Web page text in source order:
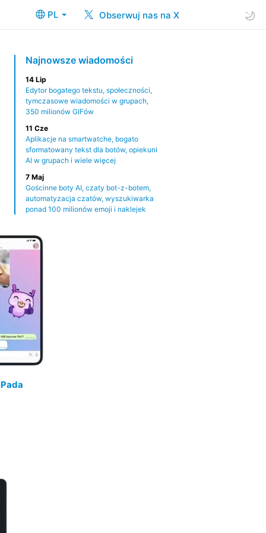
PL Obserwuj nas na X
Najnowsze wiadomości
14 Lip
Edytor bogatego tekstu, społeczności,
tymczasowe wiadomości w grupach,
350 milionów GIFów
11 Cze
Aplikacje na smartwatche, bogato
sformatowany tekst dla botów, opiekuni
AI w grupach i wiele więcej
7 Maj
Gościnne boty AI, czaty bot-z-botem,
automatyzacja czatów, wyszukiwarka
ponad 100 milionów emoji i naklejek